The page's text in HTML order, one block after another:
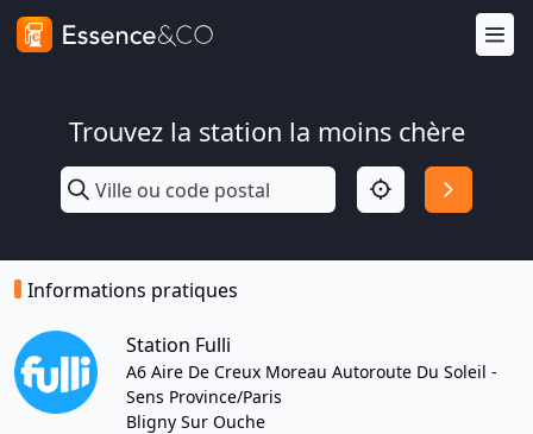
Trouvez la station la moins chère
Informations pratiques
Station Fulli
A6 Aire De Creux Moreau Autoroute Du Soleil -
Sens Province/Paris
Bligny Sur Ouche